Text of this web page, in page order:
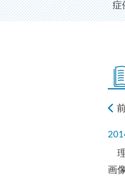
症
理
画